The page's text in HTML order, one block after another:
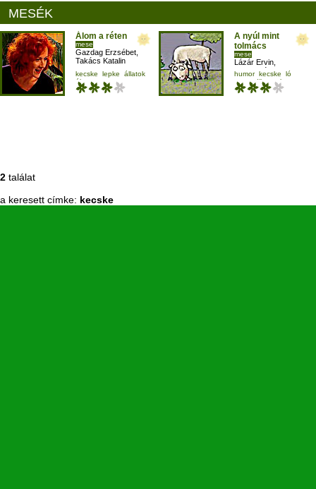
MESÉK
Álom a réten
mese
Gazdag Erzsébet
Takács Katalin
kecske lepke
állatok
álom
A nyúl mint
tolmács
mese
Lázár Ervin
Rudolf Péter
Kun Fruzsina
humor kecske
ló
negyedikesnek
2 találat
a keresett címke: kecske